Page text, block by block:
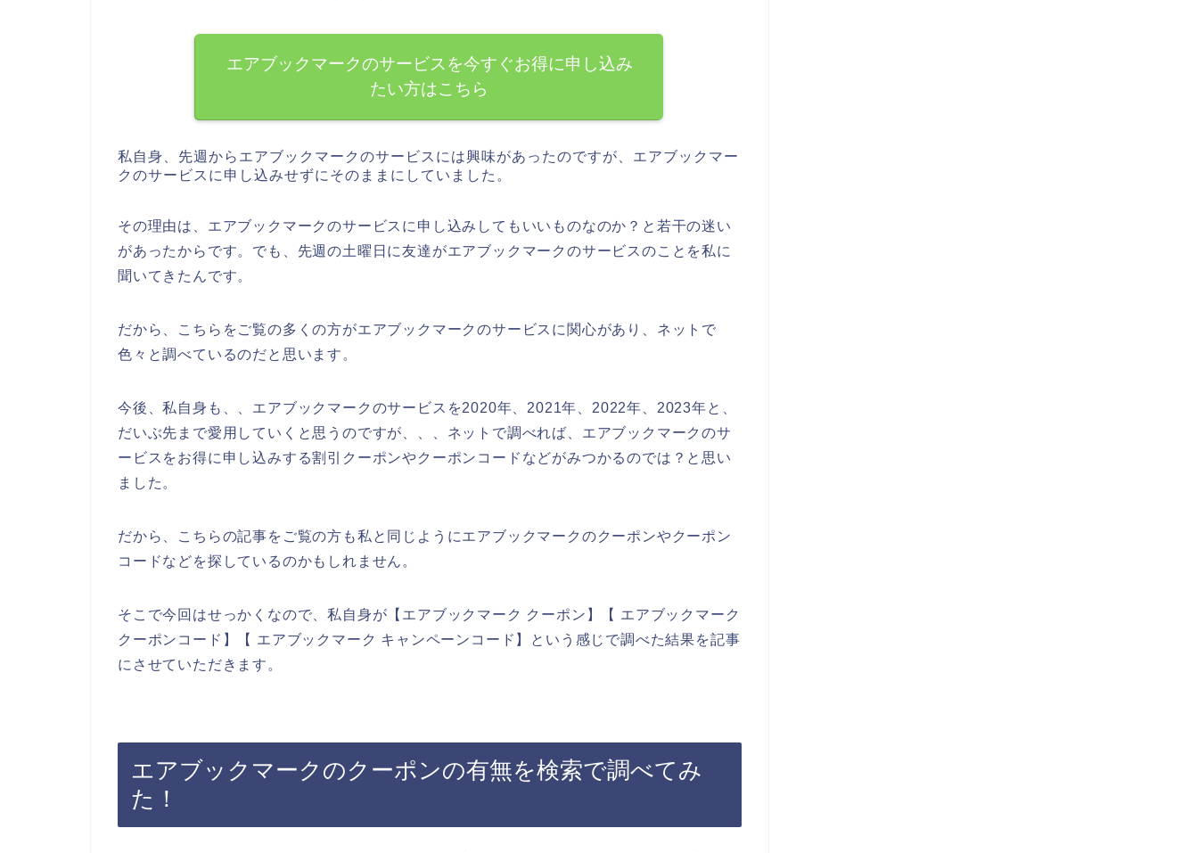
エアブックマークのサービスを今すぐお得に申し込み
たい方はこちら
私自身、先週からエアブックマークのサービスには興味があったのですが、エアブックマー
クのサービスに申し込みせずにそのままにしていました。
その理由は、エアブックマークのサービスに申し込みしてもいいものなのか？と若干の迷い
があったからです。でも、先週の土曜日に友達がエアブックマークのサービスのことを私に
聞いてきたんです。
だから、こちらをご覧の多くの方がエアブックマークのサービスに関心があり、ネットで
色々と調べているのだと思います。
今後、私自身も、、エアブックマークのサービスを2020年、2021年、2022年、2023年と、
だいぶ先まで愛用していくと思うのですが、、、ネットで調べれば、エアブックマークのサ
ービスをお得に申し込みする割引クーポンやクーポンコードなどがみつかるのでは？と思い
ました。
だから、こちらの記事をご覧の方も私と同じようにエアブックマークのクーポンやクーポン
コードなどを探しているのかもしれません。
そこで今回はせっかくなので、私自身が【エアブックマーク クーポン】【 エアブックマーク
クーポンコード】【 エアブックマーク キャンペーンコード】という感じで調べた結果を記事
にさせていただきます。
エアブックマークのクーポンの有無を検索で調べてみ
た！